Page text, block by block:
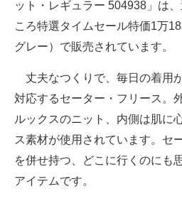
ット・レギュラー 504938」は
ころ特選タイムセール特価1万
グレー）で販売されています。
丈夫なつくりで、毎日の着用
対応するセーター・フリース。
ルックスのニット、内側は肌に
ス素材が使用されています。セ
を併せ持つ、どこに行くのにも
アイテムです。